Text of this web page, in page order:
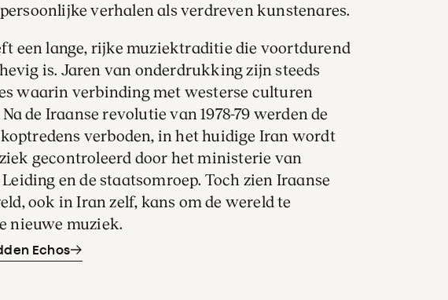
verhalen als verdreven kunstenares.
een lange, rijke muziektraditie die voortdurend
is. Jaren van onderdrukking zijn steeds
waarin verbinding met westerse culturen
de Iraanse revolutie van 1978-79 werden de
verboden, in het huidige Iran wordt
gecontroleerd door het ministerie van
en de staatsomroep. Toch zien Iraanse
ook in Iran zelf, kans om de wereld te
nieuwe muziek.
Echos